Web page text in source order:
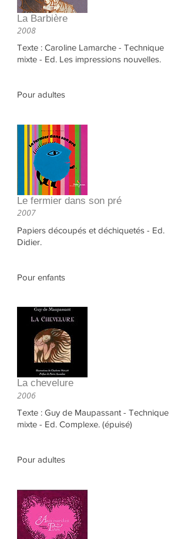
La Barbière
2008
Texte : Caroline Lamarche - Technique
mixte - Ed. Les impressions nouvelles.
Pour adultes
Le fermier dans son pré
2007
Papiers découpés et déchiquetés - Ed.
Didier.
Pour enfants
La chevelure
2006
Texte : Guy de Maupassant - Technique
mixte - Ed. Complexe. (épuisé)
Pour adultes